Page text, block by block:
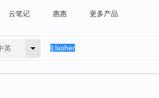
云笔记 惠惠 更多产品
英